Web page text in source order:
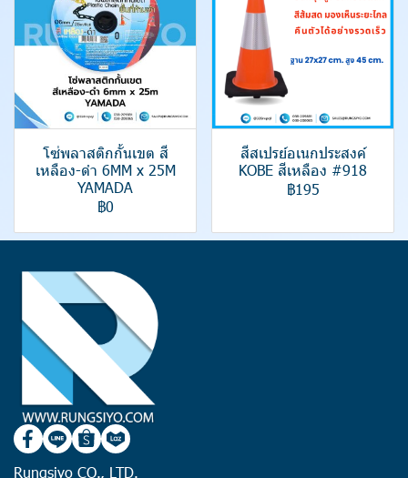
โซ่พลาสติกกั้นเขต สี
เหลือง-ดำ 6MM x 25M
YAMADA
฿0
สีสเปรย์อเนกประสงค์
KOBE สีเหลือง #918
฿195
Rungsiyo CO., LTD.